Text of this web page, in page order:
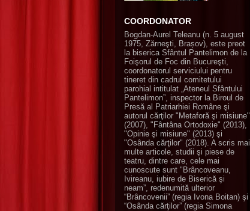
COORDONATOR
Bogdan-Aurel Teleanu (n. 5 august
1975, Zărneşti, Brașov), este preot
la biserica Sfântul Pantelimon de la
Foişorul de Foc din Bucureşti,
coordonatorul serviciului pentru
tineret din cadrul comitetului
parohial intitulat „Ateneul Sfântului
Pantelimon”, inspector la Biroul de
Presă al Patriarhiei Române şi
autorul cărţilor "Metaforă şi misiune"
(2007), "Fântâna Ortodoxie" (2013),
"Opinie şi misiune" (2013) şi
"Osânda cărţilor" (2018). A scris mai
multe articole, studii şi piese de
teatru, dintre care, cele mai
cunoscute sunt "Brâncoveanu,
Ivireanu, iubire de Biserică şi
neam”, redenumită ulterior
“Brâncovenii” (regia Ivona Boitan) şi
“Osânda cărţilor” (regia Simona